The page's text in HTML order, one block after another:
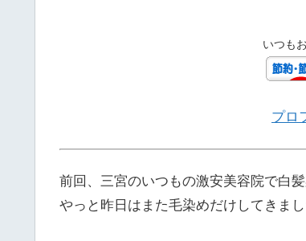
いつも
プロ
前回、三宮のいつもの激安美容院で白髪
やっと昨日はまた毛染めだけしてきまし